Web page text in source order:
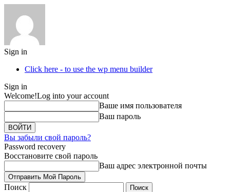
Sign in
Click here - to use the wp menu builder
Sign in
Welcome!Log into your account
Ваше имя пользователя
Ваш пароль
Вы забыли свой пароль?
Password recovery
Восстановите свой пароль
Ваш адрес электронной почты
Поиск